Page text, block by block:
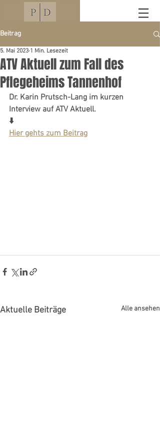
Beitrag
ATV Aktuell zum Fall des
Pflegeheims Tannenhof
5. Mai 2023 1 Min. Lesezeit
Dr. Karin Prutsch-Lang im kurzen
Interview auf ATV Aktuell.
⬇️
Hier gehts zum Beitrag
Aktuelle Beiträge Alle ansehen